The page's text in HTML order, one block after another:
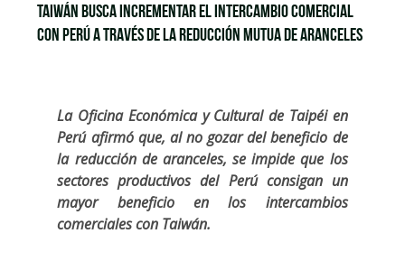
Taiwán busca incrementar el intercambio comercial
con Perú a través de la reducción mutua de aranceles
La Oficina Económica y Cultural de Taipéi en
Perú afirmó que, al no gozar del beneficio de
la reducción de aranceles, se impide que los
sectores productivos del Perú consigan un
mayor beneficio en los intercambios
comerciales con Taiwán.